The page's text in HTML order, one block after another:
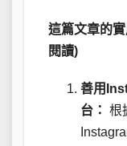
這篇文章的
閱讀)
善用
台： 根